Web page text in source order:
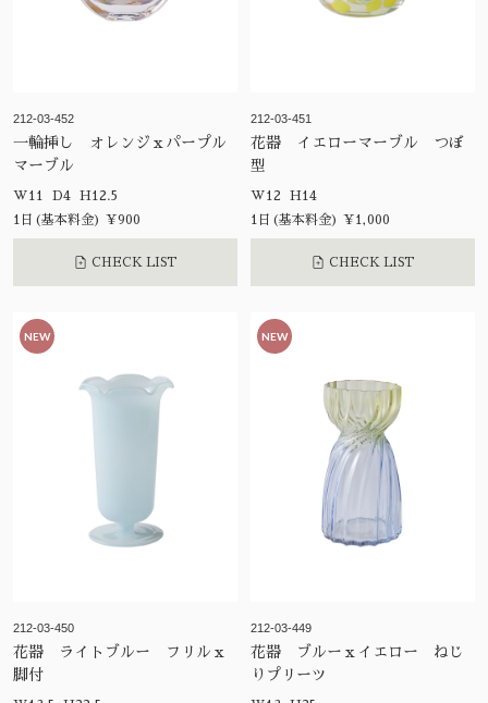
212-03-452
一輪挿し オレンジｘパープル
マーブル
W11 D4 H12.5
1日(基本料金) ¥900
CHECK LIST
212-03-451
花器 イエローマーブル つぼ
型
W12 H14
1日(基本料金) ¥1,000
CHECK LIST
NEW
212-03-450
花器 ライトブルー フリルｘ
脚付
NEW
212-03-449
花器 ブルーｘイエロー ねじ
りプリーツ